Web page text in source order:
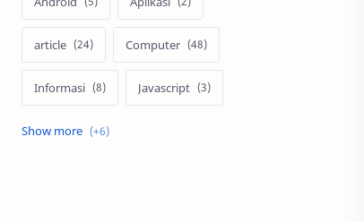
article Computer
Informasi Javascript
network